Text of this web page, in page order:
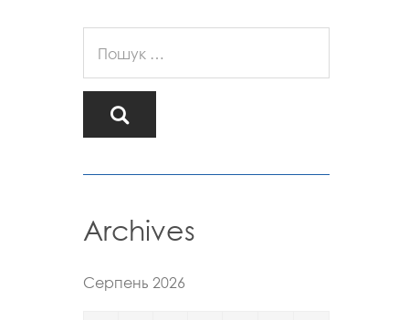
Archives
Серпень 2026